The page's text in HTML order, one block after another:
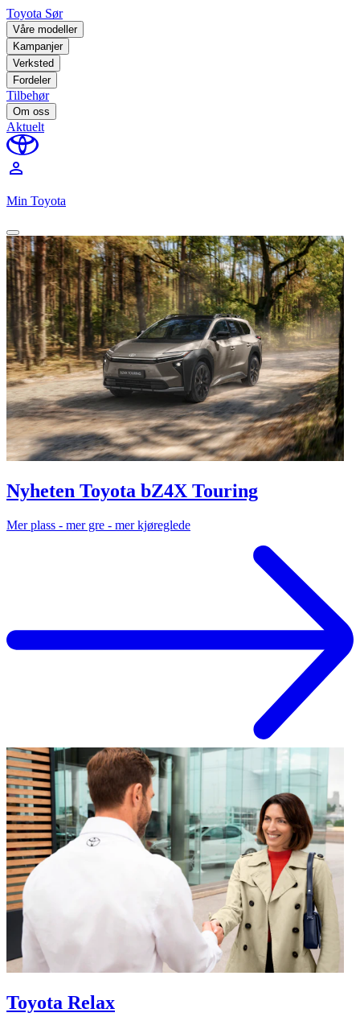
Toyota Sør
Våre modeller
Kampanjer
Verksted
Fordeler
Tilbehør
Om oss
Aktuelt
perm_identity
Min Toyota
Nyheten Toyota bZ4X Touring
Mer plass - mer gre - mer kjøreglede
Toyota Relax